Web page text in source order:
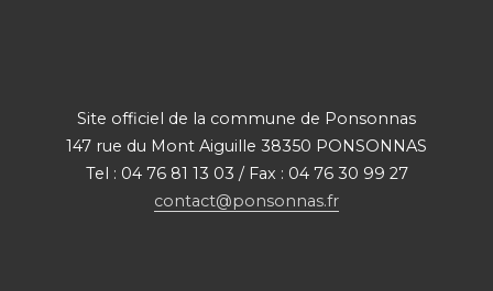
Site officiel de la commune de Ponsonnas
147 rue du Mont Aiguille 38350 PONSONNAS
Tel : 04 76 81 13 03 / Fax : 04 76 30 99 27
contact@ponsonnas.fr